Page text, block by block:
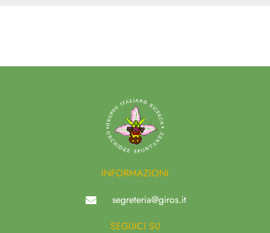
INFORMAZIONI
segreteria@giros.it
SEGUICI SU